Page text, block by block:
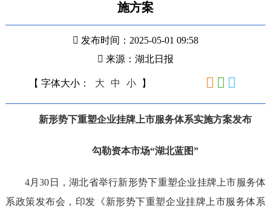
施方案
发布时间：2025-05-01 09:58
来源：湖北日报
【 字体大小： 大 中 小 】
新形势下重塑企业挂牌上市服务体系实施方案发布
勾勒资本市场“湖北蓝图”
4月30日，湖北省举行新形势下重塑企业挂牌上市服务体
系政策发布会，印发《新形势下重塑企业挂牌上市服务体系